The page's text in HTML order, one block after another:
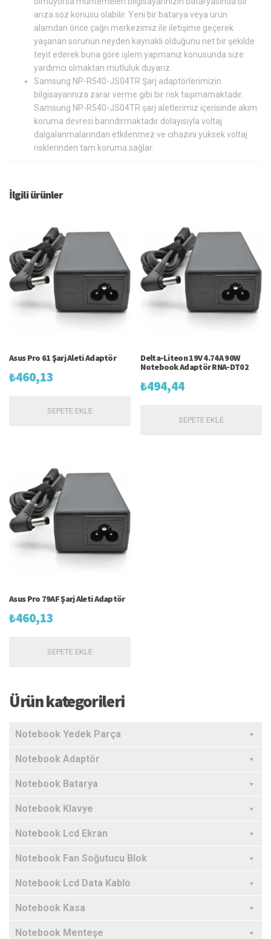
arıza söz konusu olabilir. Yeni bir batarya veya ürün
alamdan önce çağrı merkezimiz ile iletişime geçerek
yaşanan sorunun neyden kaynaklı olduğunu net bir şekilde
teyit ederek buna göre işlem yapmanız konusunda size
yardımcı olmaktan mutluluk duyarız.
Samsung NP-R540-JS04TR Şarj adaptörlerimizin
bilgisayarınıza zarar verme gibi bir risk taşımamaktadır.
Samsung NP-R540-JS04TR şarj aletlerimiz içerisinde akım
koruma devresi barındırmaktadır dolayısıyla voltaj
dalgalanmalarından etkilenmez ve cihazını yüksek voltaj
risklerinden tam koruma sağlar.
İlgili ürünler
Asus Pro 61 Şarj Aleti Adaptör
₺460,13
SEPETE EKLE
Delta-Liteon 19V 4.74A 90W
Notebook Adaptör RNA-DT02
₺494,44
SEPETE EKLE
Asus Pro 79AF Şarj Aleti Adaptör
₺460,13
SEPETE EKLE
Ürün kategorileri
Notebook Yedek Parça
Notebook Adaptör
Notebook Batarya
Notebook Klavye
Notebook Lcd Ekran
Notebook Fan Soğutucu Blok
Notebook Lcd Data Kablo
Notebook Kasa
Notebook Menteşe